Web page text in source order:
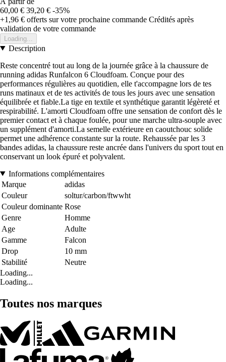
60,00 € 39,20 € -35%
+1,96 € offerts sur votre prochaine commande Crédités après
validation de votre commande
Loading...
Description
Reste concentré tout au long de la journée grâce à la chaussure de
running adidas Runfalcon 6 Cloudfoam. Conçue pour des
performances régulières au quotidien, elle t'accompagne lors de tes
runs matinaux et de tes activités de tous les jours avec une sensation
équilibrée et fiable.La tige en textile et synthétique garantit légèreté et
respirabilité. L'amorti Cloudfoam offre une sensation de confort dès le
premier contact et à chaque foulée, pour une marche ultra-souple avec
un supplément d'amorti.La semelle extérieure en caoutchouc solide
permet une adhérence constante sur la route. Rehaussée par les 3
bandes adidas, la chaussure reste ancrée dans l'univers du sport tout en
conservant un look épuré et polyvalent.
Informations complémentaires
Marque
adidas
Couleur
soltur/carbon/ftwwht
Couleur dominante Rose
Genre
Homme
Age
Adulte
Gamme
Falcon
Drop
10 mm
Stabilité
Neutre
Loading...
Loading...
Toutes nos marques